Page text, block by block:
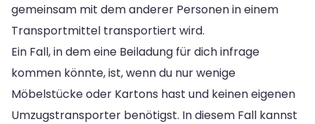
gemeinsam mit dem anderer Personen in einem
Transportmittel transportiert wird.
Ein Fall, in dem eine Beiladung für dich infrage
kommen könnte, ist, wenn du nur wenige
Möbelstücke oder Kartons hast und keinen eigenen
Umzugstransporter benötigst. In diesem Fall kannst